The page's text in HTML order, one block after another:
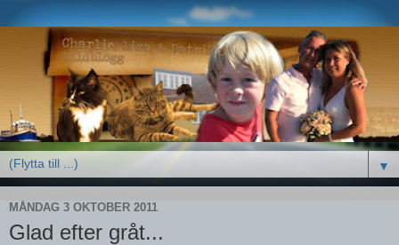
▼
MÅNDAG 3 OKTOBER 2011
Glad efter gråt...